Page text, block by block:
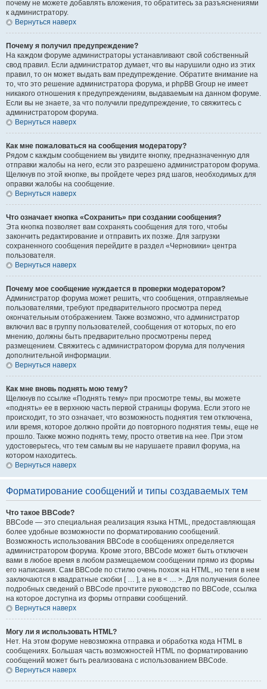
почему не можете добавлять вложения, то обратитесь за разъяснениями
к администратору.
Вернуться наверх
Почему я получил предупреждение?
На каждом форуме администраторы устанавливают свой собственный
свод правил. Если администратор думает, что вы нарушили одно из этих
правил, то он может выдать вам предупреждение. Обратите внимание на
то, что это решение администратора форума, и phpBB Group не имеет
никакого отношения к предупреждениям, выдаваемым на данном форуме.
Если вы не знаете, за что получили предупреждение, то свяжитесь с
администратором форума.
Вернуться наверх
Как мне пожаловаться на сообщения модератору?
Рядом с каждым сообщением вы увидите кнопку, предназначенную для
отправки жалобы на него, если это разрешено администратором форума.
Щелкнув по этой кнопке, вы пройдете через ряд шагов, необходимых для
оправки жалобы на сообщение.
Вернуться наверх
Что означает кнопка «Сохранить» при создании сообщения?
Эта кнопка позволяет вам сохранять сообщения для того, чтобы
закончить редактирование и отправить их позже. Для загрузки
сохраненного сообщения перейдите в раздел «Черновики» центра
пользователя.
Вернуться наверх
Почему мое сообщение нуждается в проверки модератором?
Администратор форума может решить, что сообщения, отправляемые
пользователями, требуют предварительного просмотра перед
окончательным отображением. Также возможно, что администратор
включил вас в группу пользователей, сообщения от которых, по его
мнению, должны быть предварительно просмотрены перед
размещением. Свяжитесь с администратором форума для получения
дополнительной информации.
Вернуться наверх
Как мне вновь поднять мою тему?
Щелкнув по ссылке «Поднять тему» при просмотре темы, вы можете
«поднять» ее в верхнюю часть первой страницы форума. Если этого не
происходит, то это означает, что возможность поднятия тем отключена,
или время, которое должно пройти до повторного поднятия темы, еще не
прошло. Также можно поднять тему, просто ответив на нее. При этом
удостоверьтесь, что тем самым вы не нарушаете правил форума, на
котором находитесь.
Вернуться наверх
Форматирование сообщений и типы создаваемых тем
Что такое BBCode?
BBCode — это специальная реализация языка HTML, предоставляющая
более удобные возможности по форматированию сообщений.
Возможность использования BBCode в сообщениях определяется
администратором форума. Кроме этого, BBCode может быть отключен
вами в любое время в любом размещаемом сообщении прямо из формы
его написания. Сам BBCode по стилю очень похож на HTML, но теги в нем
заключаются в квадратные скобки [ … ], а не в < … >. Для получения более
подробных сведений о BBCode прочтите руководство по BBCode, ссылка
на которое доступна из формы отправки сообщений.
Вернуться наверх
Могу ли я использовать HTML?
Нет. На этом форуме невозможна отправка и обработка кода HTML в
сообщениях. Большая часть возможностей HTML по форматированию
сообщений может быть реализована с использованием BBCode.
Вернуться наверх